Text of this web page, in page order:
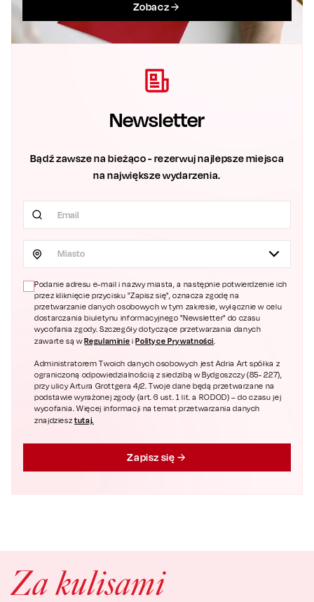
Zobacz
Newsletter
Bądź zawsze na bieżąco - rezerwuj najlepsze miejsca
na największe wydarzenia.
Miasto
Podanie adresu e-mail i nazwy miasta, a następnie potwierdzenie ich
przez kliknięcie przycisku "Zapisz się", oznacza zgodę na
przetwarzanie danych osobowych w tym zakresie, wyłącznie w celu
dostarczania biuletynu informacyjnego "Newsletter" do czasu
wycofania zgody. Szczegóły dotyczące przetwarzania danych
zawarte są wRegulaminie iPolityce Prywatności.
Administratorem Twoich danych osobowych jest Adria Art spółka z
ograniczoną odpowiedzialnością z siedzibą w Bydgoszczy (85- 227),
przy ulicy Artura Grottgera 4/2. Twoje dane będą przetwarzane na
podstawie wyrażonej zgody (art. 6 ust. 1 lit. a RODOD) – do czasu jej
wycofania. Więcej informacji na temat przetwarzania danych
znajdziesztutaj.
Zapisz się
Za kulisami